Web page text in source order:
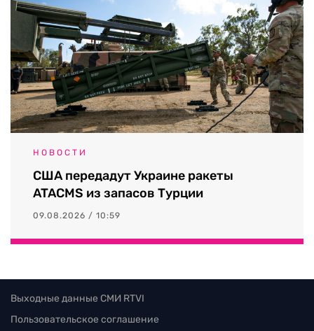
НОВОСТИ
США передадут Украине ракеты
ATACMS из запасов Турции
09.08.2026 / 10:59
Выходные данные СМИ RTVI
Пользовательское соглашение